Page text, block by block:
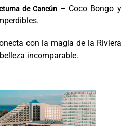
de Cancún – Coco Bongo y
con la magia de la Riviera
incomparable.